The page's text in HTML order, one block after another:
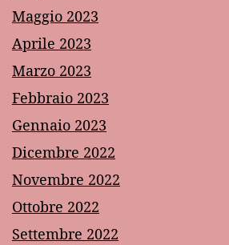
Maggio 2023
Aprile 2023
Marzo 2023
Febbraio 2023
Gennaio 2023
Dicembre 2022
Novembre 2022
Ottobre 2022
Settembre 2022